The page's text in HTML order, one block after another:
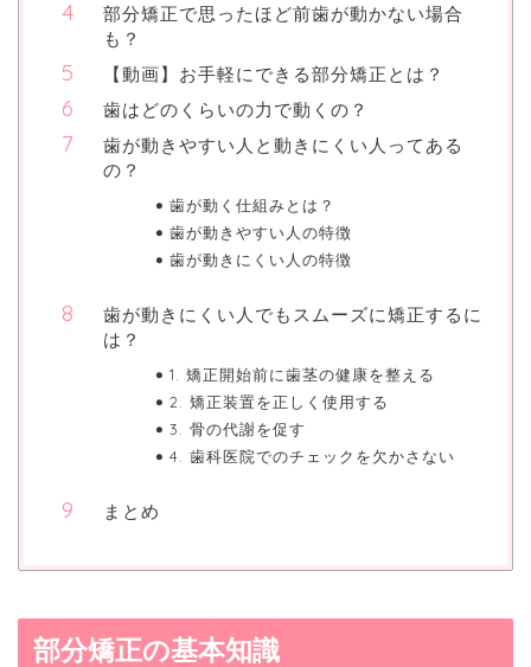
部分矯正で思ったほど前歯が動かない場合
も？
【動画】お手軽にできる部分矯正とは？
歯はどのくらいの力で動くの？
歯が動きやすい人と動きにくい人ってある
の？
歯が動く仕組みとは？
歯が動きやすい人の特徴
歯が動きにくい人の特徴
歯が動きにくい人でもスムーズに矯正するに
は？
1. 矯正開始前に歯茎の健康を整える
2. 矯正装置を正しく使用する
3. 骨の代謝を促す
4. 歯科医院でのチェックを欠かさない
まとめ
部分矯正の基本知識